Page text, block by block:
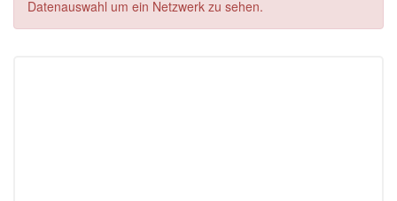
Datenauswahl um ein Netzwerk zu sehen.